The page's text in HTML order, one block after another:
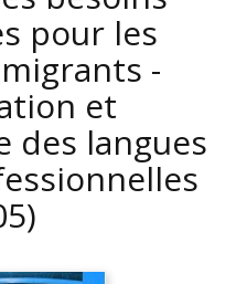
pour les
-
et
des langues